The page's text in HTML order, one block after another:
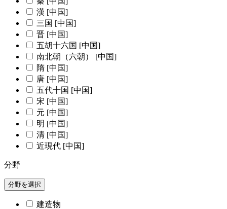
漢 [中国]
三国 [中国]
晋 [中国]
五胡十六国 [中国]
南北朝（六朝） [中国]
隋 [中国]
唐 [中国]
五代十国 [中国]
宋 [中国]
元 [中国]
明 [中国]
清 [中国]
近現代 [中国]
分野
分野を選択
建造物